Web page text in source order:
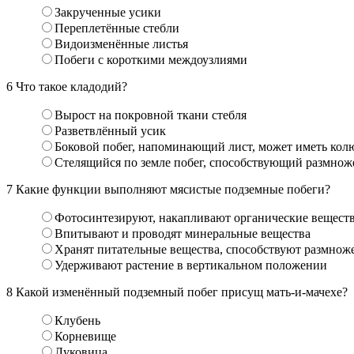
Закрученные усики
Переплетённые стебли
Видоизменённые листья
Побеги с короткими междоузлиями
6 Что такое кладодий?
Вырост на покровной ткани стебля
Разветвлённый усик
Боковой побег, напоминающий лист, может иметь
Стелящийся по земле побег, способствующий
7 Какие функции выполняют мясистые подземные побеги?
Фотосинтезируют, накапливают органические
Впитывают и проводят минеральные вещества
Хранят питательные вещества, способствуют
Удерживают растение в вертикальном положении
8 Какой изменённый подземный побег присущ мать-и-мачехе?
Клубень
Корневище